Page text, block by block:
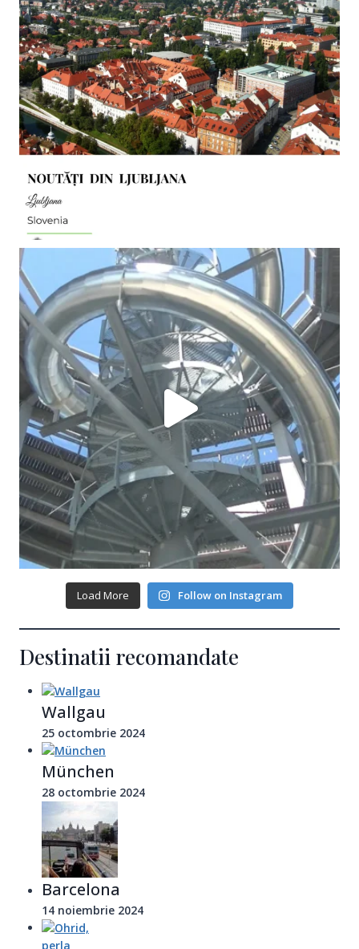
Load More Follow on Instagram
Destinatii recomandate
Wallgau
25 octombrie 2024
München
28 octombrie 2024
Barcelona
14 noiembrie 2024